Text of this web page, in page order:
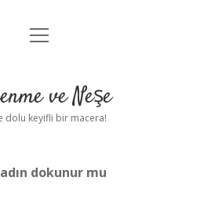
Anasayfa
Yasal Uyarı
menüyü
ve Neşe
dolu keyifli bir macera!
dokunur mu